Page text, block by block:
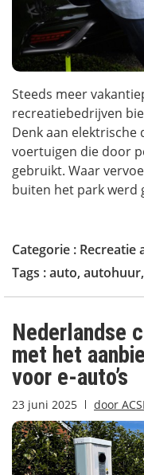
Steeds meer
recreatiebedrijven
Denk aan elektrische
voertuigen die door
gebruikt. Waar
buiten het park werd
Categorie : Recreatie
Tags :auto, autohuur,
Nederlandse
met het
voor e-auto’s
23 juni 2025 door ACSI